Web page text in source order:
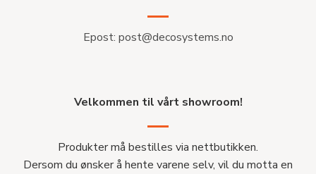
Epost: post@decosystems.no
Velkommen til vårt showroom!
Produkter må bestilles via nettbutikken.
Dersom du ønsker å hente varene selv, vil du motta en